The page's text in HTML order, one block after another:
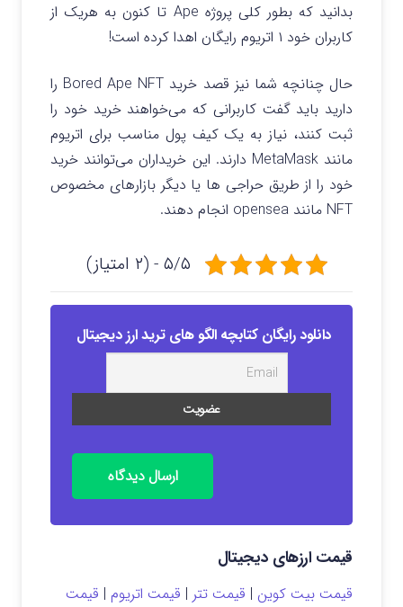
بدانید که بطور کلی پروژه Ape تا کنون به هریک از
کاربران خود ۱ اتریوم رایگان اهدا کرده است!
حال چنانچه شما نیز قصد خرید Bored Ape NFT را
دارید باید گفت کاربرانی که می‌خواهند خرید خود را
ثبت کنند، نیاز به یک کیف پول مناسب برای اتریوم
مانند MetaMask دارند. این خریداران می‌توانند خرید
خود را از طریق حراجی ها یا دیگر بازارهای مخصوص
NFT مانند opensea انجام دهند.
۵/۵ - (۲ امتیاز)
دانلود رایگان کتابچه الگو های ترید ارز دیجیتال
ارسال دیدگاه
قیمت ارزهای دیجیتال
قیمت بیت کوین | قیمت تتر | قیمت اتریوم | قیمت